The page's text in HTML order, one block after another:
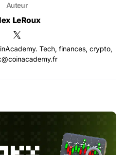
Auteur
LeRoux
Tech, finances, crypto,